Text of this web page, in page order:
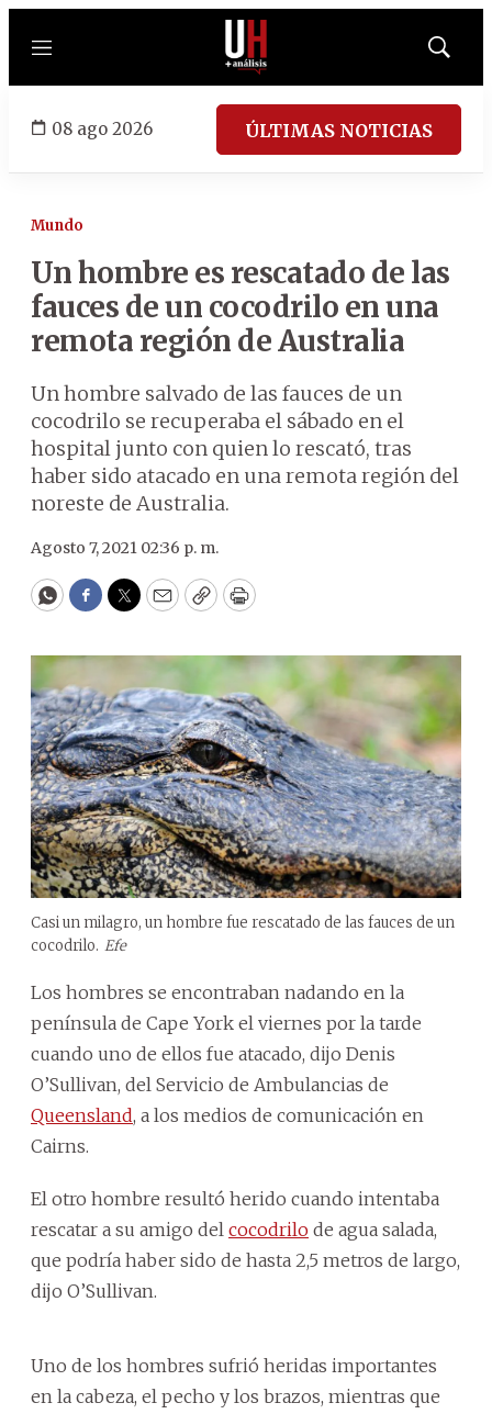
Menú
Mostrar
08 ago 2026 ÚLTIMAS NOTICIAS
Mundo
Un hombre es rescatado de las
fauces de un cocodrilo en una
remota región de Australia
Un hombre salvado de las fauces de un
cocodrilo se recuperaba el sábado en el
hospital junto con quien lo rescató, tras
haber sido atacado en una remota región del
noreste de Australia.
Agosto 7, 2021 02:36 p. m.
WhatsApp
Facebook
Twitter
EmailCopyPrint
Casi un milagro, un hombre fue rescatado de las fauces de un
cocodrilo. Efe
Los hombres se encontraban nadando en la
península de Cape York el viernes por la tarde
cuando uno de ellos fue atacado, dijo Denis
O’Sullivan, del Servicio de Ambulancias de
Queensland, a los medios de comunicación en
Cairns.
El otro hombre resultó herido cuando intentaba
rescatar a su amigo del cocodrilo de agua salada,
que podría haber sido de hasta 2,5 metros de largo,
dijo O’Sullivan.
Uno de los hombres sufrió heridas importantes
en la cabeza, el pecho y los brazos, mientras que